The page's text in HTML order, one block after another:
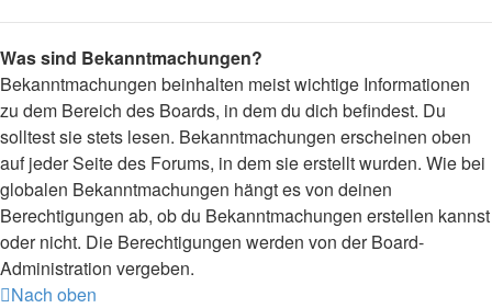
Was sind Bekanntmachungen?
Bekanntmachungen beinhalten meist wichtige Informationen
zu dem Bereich des Boards, in dem du dich befindest. Du
solltest sie stets lesen. Bekanntmachungen erscheinen oben
auf jeder Seite des Forums, in dem sie erstellt wurden. Wie bei
globalen Bekanntmachungen hängt es von deinen
Berechtigungen ab, ob du Bekanntmachungen erstellen kannst
oder nicht. Die Berechtigungen werden von der Board-
Administration vergeben.
Nach oben